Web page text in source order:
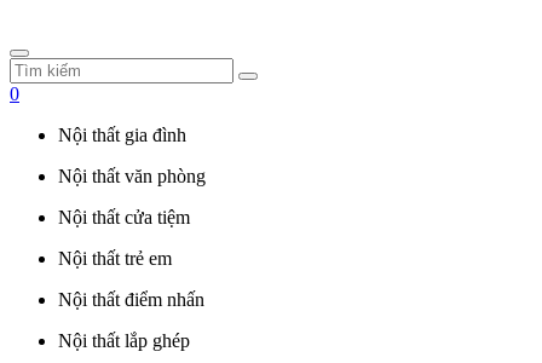
0
Nội thất gia đình
Nội thất văn phòng
Nội thất cửa tiệm
Nội thất trẻ em
Nội thất điểm nhấn
Nội thất lắp ghép